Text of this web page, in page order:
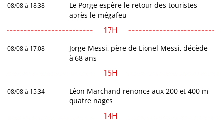
08/08 à 18:38
Le Porge espère le retour des touristes
après le mégafeu
17H
08/08 à 17:08
Jorge Messi, père de Lionel Messi, décède
à 68 ans
15H
08/08 à 15:34
Léon Marchand renonce aux 200 et 400 m
quatre nages
14H